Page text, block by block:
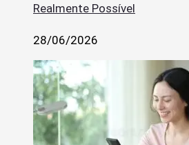
Realmente Possível
28/06/2026